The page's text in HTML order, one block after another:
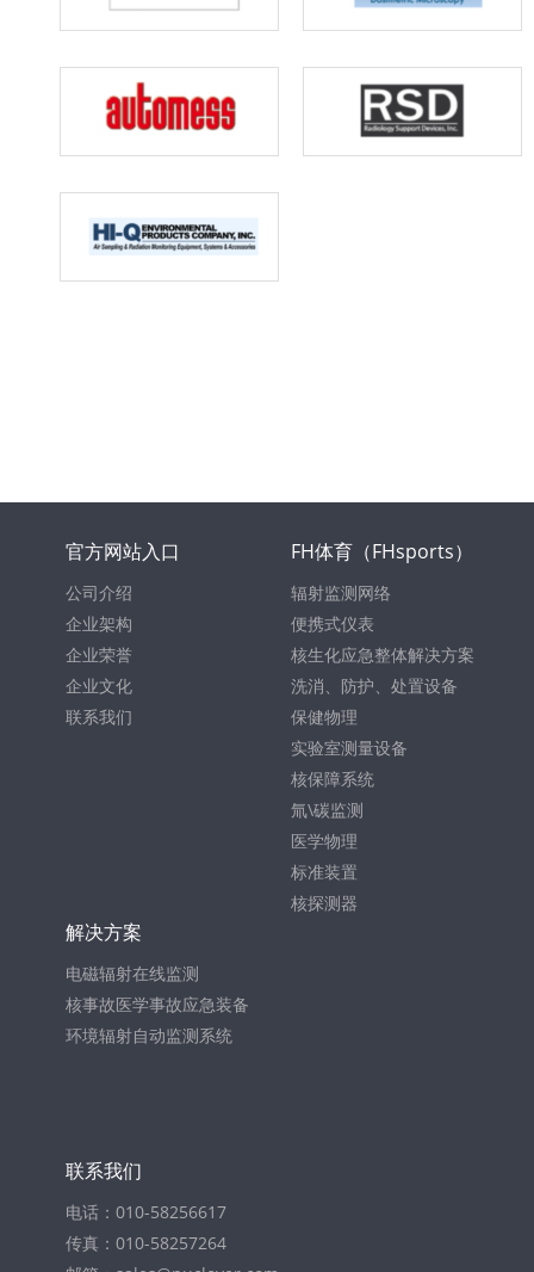
官方网站入口
公司介绍
企业架构
企业荣誉
企业文化
联系我们
FH体育（FHsports）
辐射监测网络
便携式仪表
核生化应急整体解决方案
洗消、防护、处置设备
保健物理
实验室测量设备
核保障系统
氚\碳监测
医学物理
标准装置
核探测器
解决方案
电磁辐射在线监测
核事故医学事故应急装备
环境辐射自动监测系统
联系我们
电话：010-58256617
传真：010-58257264